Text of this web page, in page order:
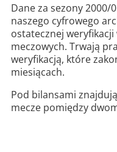
Dane za sezony 2000/
naszego cyfrowego
ostatecznej
meczowych. Trwają
weryfikacją, które
miesiącach.
Pod bilansami
mecze pomiędzy